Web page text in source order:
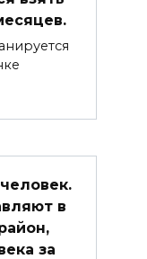
в
за